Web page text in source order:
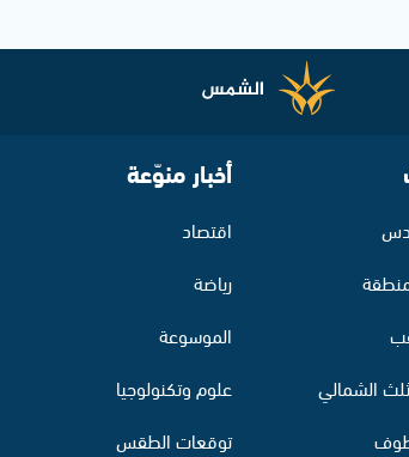
الشمالي
أخبار منوّعة
اقتصاد
رياضة
الموسوعة
علوم وتكنولوجيا
توقعات الطقس